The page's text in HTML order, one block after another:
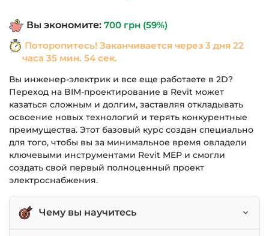
1,190 грн.
Вы экономите: 700 грн (59%)
Поторопитесь! Заканчивается через 3 дня 22
часа 35 мин. 53 сек.
Вы инженер-электрик и все еще работаете в 2D?
Переход на BIM-проектирование в Revit может
казаться сложным и долгим, заставляя откладывать
освоение новых технологий и терять конкурентные
преимущества. Этот базовый курс создан специально
для того, чтобы вы за минимальное время овладели
ключевыми инструментами Revit MEP и смогли
создать свой первый полноценный проект
электроснабжения.
Чему вы научитесь